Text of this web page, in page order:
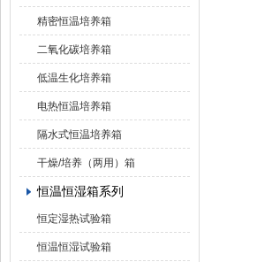
精密恒温培养箱
二氧化碳培养箱
低温生化培养箱
电热恒温培养箱
隔水式恒温培养箱
干燥/培养（两用）箱
恒温恒湿箱系列
恒定湿热试验箱
恒温恒湿试验箱